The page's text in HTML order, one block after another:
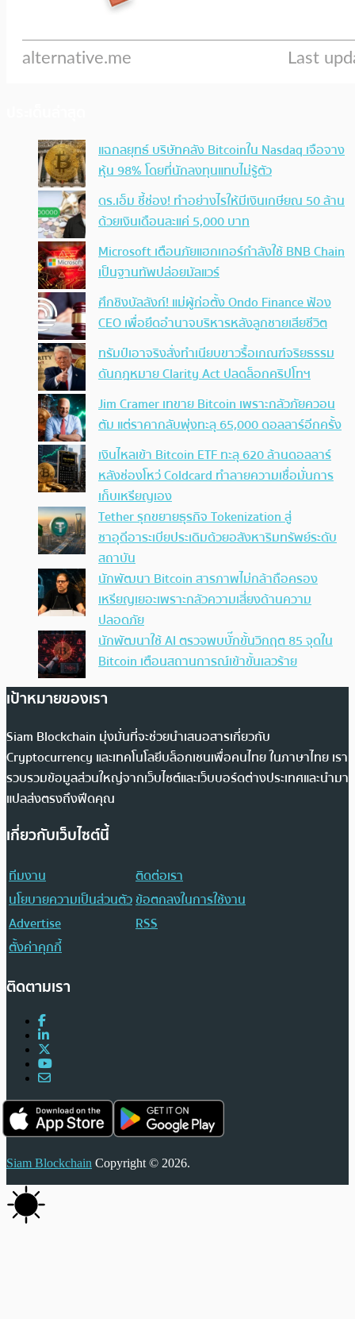
แฉกลยุทธ์ บริษัทคลัง Bitcoinใน Nasdaq เจือจาง
หุ้น 98% โดยที่นักลงทุนแทบไม่รู้ตัว
ดร.เอ็ม ชี้ช่อง! ทำอย่างไรให้มีเงินเกษียณ 50 ล้าน
ด้วยเงินเดือนละแค่ 5,000 บาท
Microsoft เตือนภัยแฮกเกอร์กำลังใช้ BNB Chain
เป็นฐานทัพปล่อยมัลแวร์
ศึกชิงบัลลังก์! แม่ผู้ก่อตั้ง Ondo Finance ฟ้อง
CEO เพื่อยึดอำนาจบริหารหลังลูกชายเสียชีวิต
ทรัมป์เอาจริง สั่งทำเนียบขาวรื้อเกณฑ์จริยธรรม
ดันกฎหมาย Clarity Act ปลดล็อกคริปโทฯ
Jim Cramer เทขาย Bitcoin เพราะกลัวภัยควอน
ตัม แต่ราคากลับพุ่งทะลุ 65,000 ดอลลาร์อีกครั้ง
เงินไหลเข้า Bitcoin ETF ทะลุ 620 ล้านดอลลาร์
หลังช่องโหว่ Coldcard ทำลายความเชื่อมั่นการ
เก็บเหรียญเอง
Tether รุกขยายธุรกิจ Tokenization สู่
ซาอุดีอาระเบียประเดิมด้วยอสังหาริมทรัพย์ระดับ
สถาบัน
นักพัฒนา Bitcoin สารภาพไม่กล้าถือครอง
เหรียญเยอะเพราะกลัวความเสี่ยงด้านความ
ปลอดภัย
นักพัฒนาใช้ AI ตรวจพบบั๊กขั้นวิกฤต 85 จุดใน
Bitcoin เตือนสถานการณ์เข้าขั้นเลวร้าย
เป้าหมายของเรา
Siam Blockchain มุ่งมั่นที่จะช่วยนำเสนอสารเกี่ยวกับ
Cryptocurrency และเทคโนโลยีบล็อกเชนเพื่อคนไทย ในภาษาไทย เรา
รวบรวมข้อมูลส่วนใหญ่จากเว็บไซต์และเว็บบอร์ดต่างประเทศและนำมา
แปลส่งตรงถึงฟีดคุณ
เกี่ยวกับเว็บไซต์นี้
ทีมงาน
ติดต่อเรา
นโยบายความเป็นส่วนตัวข้อตกลงในการใช้งาน
Advertise
RSS
ตั้งค่าคุกกี้
ติดตามเรา
Siam Blockchain Copyright © 2026.